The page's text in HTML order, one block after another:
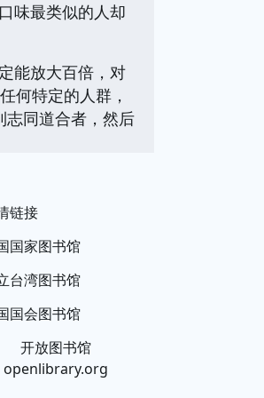
味最类似的人却
能放大百倍，对
何特定的人群，
志同道合者，然后
链接
国家图书馆
台湾图书馆
国会图书馆
开放图书馆
openlibrary.org